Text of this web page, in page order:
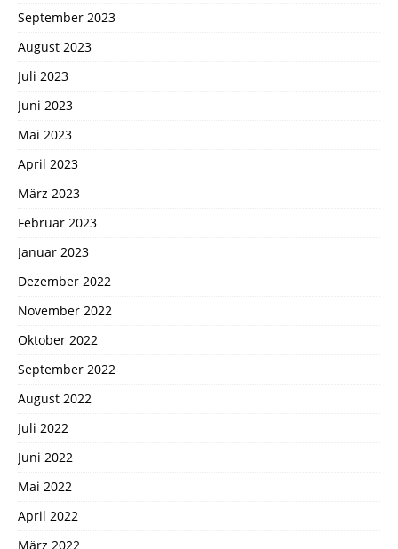
September 2023
August 2023
Juli 2023
Juni 2023
Mai 2023
April 2023
März 2023
Februar 2023
Januar 2023
Dezember 2022
November 2022
Oktober 2022
September 2022
August 2022
Juli 2022
Juni 2022
Mai 2022
April 2022
März 2022